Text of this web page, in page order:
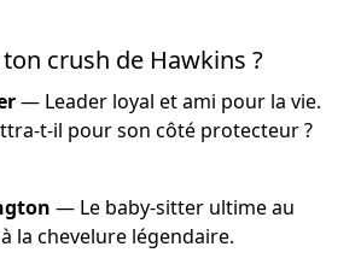
crush de Hawkins ?
— Leader loyal et ami pour la vie.
t-il pour son côté protecteur ?
— Le baby-sitter ultime au
la chevelure légendaire.